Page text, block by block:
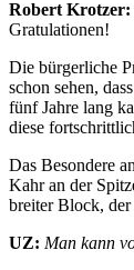
Robert Krotzer:
Gratulationen!
Die bürgerliche
schon sehen,
fünf Jahre lang
diese
Das Besondere
Kahr an der
breiter Block,
UZ: Man kann